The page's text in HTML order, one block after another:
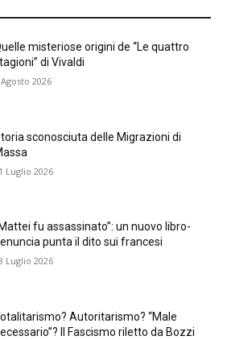
misteriose origini de “Le quattro
di Vivaldi
2026
sconosciuta delle Migrazioni di
Luglio 2026
fu assassinato”: un nuovo libro-
punta il dito sui francesi
Luglio 2026
Autoritarismo? “Male
Il Fascismo riletto da Bozzi